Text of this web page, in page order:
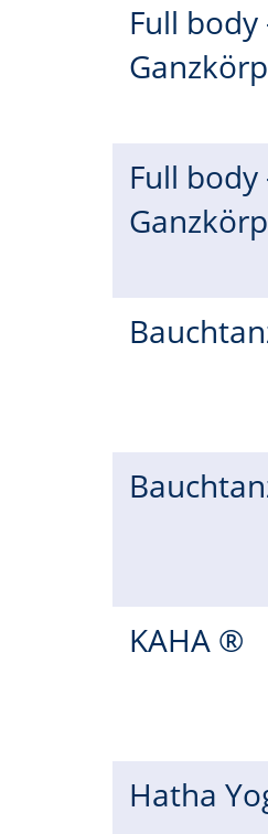
Full body
Full body
KAHA ®
Hatha